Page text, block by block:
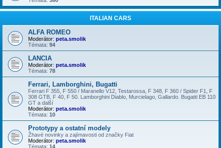
ITALIAN CARS
ALFA ROMEO
Moderátor: peta.smolik
Témata: 94
LANCIA
Moderátor: peta.smolik
Témata: 78
Ferrari, Lamborghini, Bugatti
Ferrari F 355, F 550 / Maranello V12, Testarossa, F 348, F 360 / Spider F1, F
308 GTB, F 40, F 50. Lamborghini Diablo, Murcielago, Gallardo. Bugatti EB 110
GT a další
Moderátor: peta.smolik
Témata: 10
Prototypy a ostatní modely
Žhavé novinky a zajímavosti od značky Fiat
Moderátor: peta.smolik
Témata: 14